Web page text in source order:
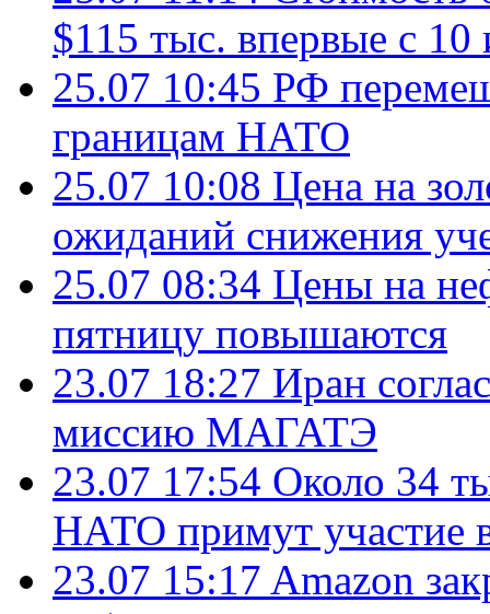
$115 тыс. впервые с 10
25.07 10:45 РФ
границам НАТО
25.07 10:08 Цена на
ожиданий снижения
25.07 08:34 Цены на
пятницу повышаются
23.07 18:27 Иран
миссию МАГАТЭ
23.07 17:54 Около 34
НАТО примут участие
23.07 15:17 Amazon